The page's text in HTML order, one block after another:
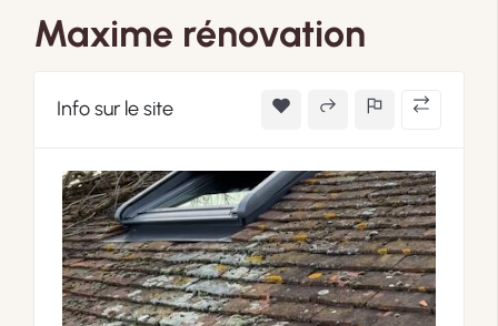
Maxime rénovation
Info sur le site